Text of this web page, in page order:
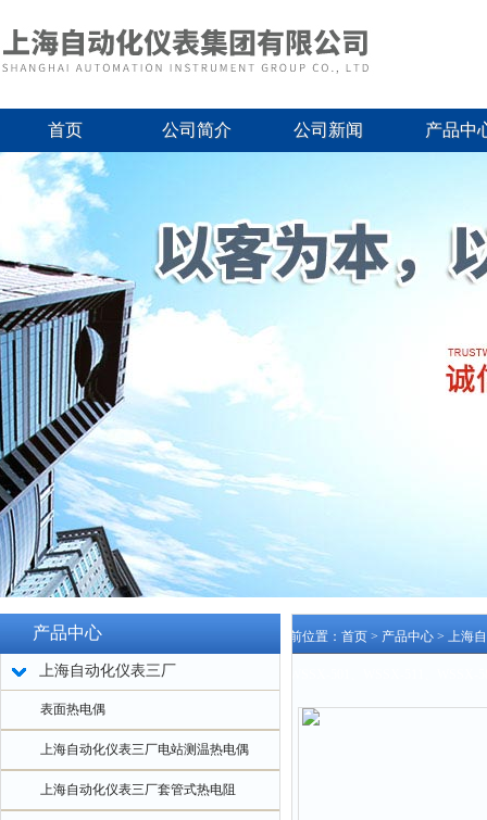
首页 公司简介 公司新闻 产品中
产品中心
上海自动化仪表三厂
表面热电偶
上海自动化仪表三厂电站测温热电偶
上海自动化仪表三厂套管式热电阻
当前位置： 首页 > 产品中心 > 上海